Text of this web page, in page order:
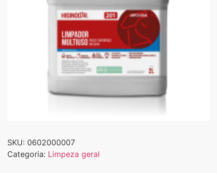
SKU: 0602000007
Categoria: Limpeza geral